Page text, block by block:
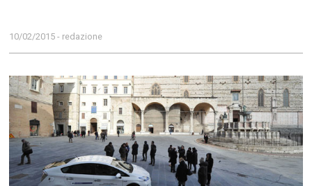
10/02/2015 - redazione